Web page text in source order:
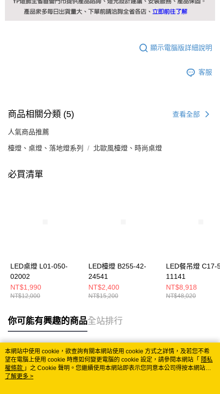
顯示電腦版詳細說明
客服
商品相關分類 (5) 查看全部
人氣商品推薦
檯燈、桌燈、落地燈系列 北歐風檯燈、時尚桌燈
必買清單
LED桌燈 L01-050-
02002
NT$1,990
NT$12,000
LED檯燈 B255-42-
24541
NT$2,400
NT$15,200
LED餐吊燈 C17-
11141
NT$8,918
NT$48,020
你可能有興趣的商品全站排行
熱門標籤
本網站中使用 cookie，欲查詢有關本網站使用 cookie 方式之詳情，及若您不希
望在電腦上使用 cookie 時應如何變更電腦的 cookie 設定，請參閱本網站「 隱私
權條款 」之 Cookie 聲明。您繼續使用本網站即表示您同意本公司得按本網站使
用條款之 Cookie 聲明使用 cookie。
了解更多 >